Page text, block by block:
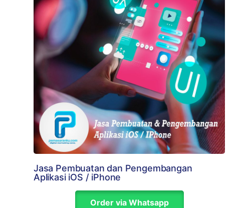
Jasa Pembuatan dan Pengembangan
Aplikasi iOS / iPhone
Order via Whatsapp